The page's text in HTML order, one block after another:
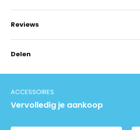
Reviews
Delen
ACCESSOIRES
Vervolledig je aankoop